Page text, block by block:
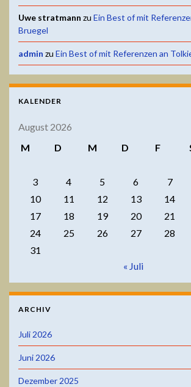
Uwe stratmann zu Ein Best of mit
Bruegel
admin zu Ein Best of mit Referenzen an
KALENDER
August 2026
M
D M D F
3
4 5 6 7
10
11 12 13 14
17
18 19 20 21
24
25 26 27 28
31
« Juli
ARCHIV
Juli 2026
Juni 2026
Dezember 2025